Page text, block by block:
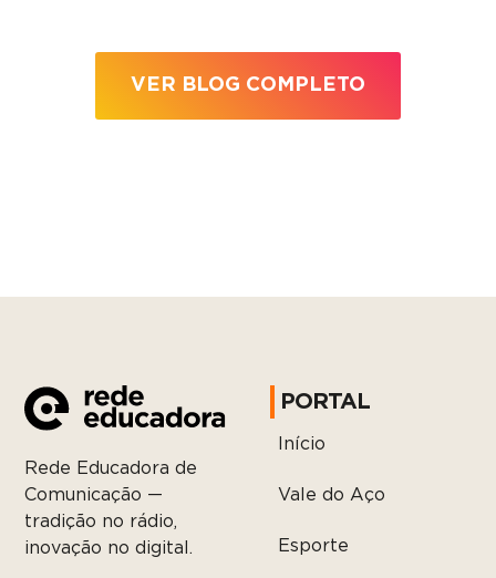
VER BLOG COMPLETO
Rede Educadora de
Comunicação —
tradição no rádio,
inovação no digital.
PORTAL
Início
Vale do Aço
Esporte